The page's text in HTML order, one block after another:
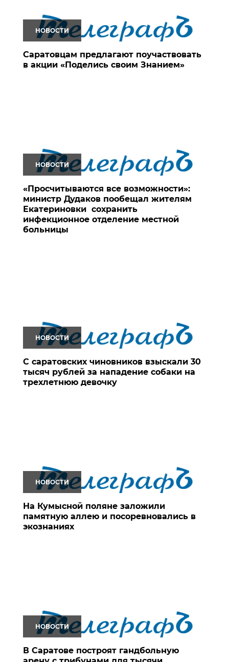
НОВОСТИ
Саратовцам предлагают поучаствовать
в акции «Поделись своим Знанием»
НОВОСТИ
«Просчитываются все возможности»:
министр Дудаков пообещал жителям
Екатериновки сохранить
инфекционное отделение местной
больницы
НОВОСТИ
С саратовских чиновников взыскали 30
тысяч рублей за нападение собаки на
трехлетнюю девочку
НОВОСТИ
На Кумысной поляне заложили
памятную аллею и посоревновались в
экознаниях
НОВОСТИ
В Саратове построят гандбольную